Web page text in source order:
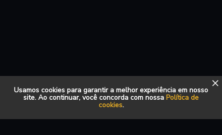
Usamos cookies para garantir a melhor experiência em nosso
site. Ao continuar, você concorda com nossa Política de
cookies.